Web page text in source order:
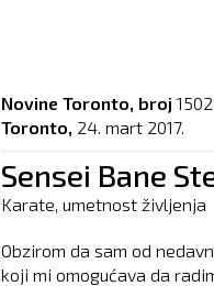
Novine Toronto, broj 1502
Toronto, 24. mart 2017.
Sensei Bane
Karate, umetnost življenja
Obzirom da sam od
koji mi omogućava da